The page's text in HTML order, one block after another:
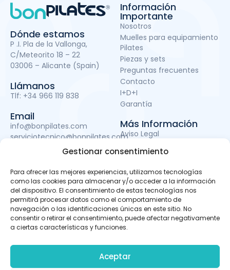
Gestionar consentimiento
Para ofrecer las mejores experiencias, utilizamos tecnologías
como las cookies para almacenar y/o acceder a la información
del dispositivo. El consentimiento de estas tecnologías nos
permitirá procesar datos como el comportamiento de
navegación o las identificaciones únicas en este sitio. No
consentir o retirar el consentimiento, puede afectar negativamente
a ciertas características y funciones.
Aceptar
Dónde estamos
P .I. Pla de la Vallonga,
C/Meteorito 18 – 22
03006 – Alicante (Spain)
Llámanos
Tlf: +34 966 119 838
Email
info@bonpilates.com
serviciotecnico@bonpilates.com
Información
Importante
Nosotros
Muelles para equipamiento
Pilates
Piezas y sets
Preguntas frecuentes
Contacto
I+D+I
Garantía
Más Información
Aviso Legal
Política de Privacidad
Política de cookies
Subvenciones
BONPILATES S.L. ha sido beneficiaria del Fondo Europeo de
Desarrollo Regional cuyo objetivo es mejorar el uso y la
calidad de las tecnologías de la información y de las
apps móviles, otro de Desarrollo de material promocional